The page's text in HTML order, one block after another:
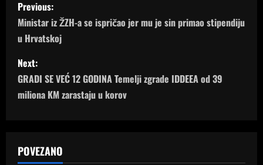
o
s
t
n
v
Previous:
Ministar iz ŽZH-a se ispričao jer mu je sin primao stipendiju
u Hrvatskoj
Next:
GRADI SE VEĆ 12 GODINA Temelji zgrade IDDEEA od 39
miliona KM zarastaju u korov
POVEZANO